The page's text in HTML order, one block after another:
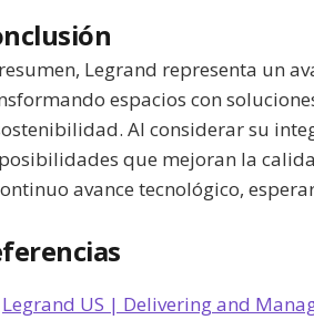
Legrand representa un
espacios con
Al considerar su
que mejoran la
avance tecnológico,
Legrand US | Delivering and